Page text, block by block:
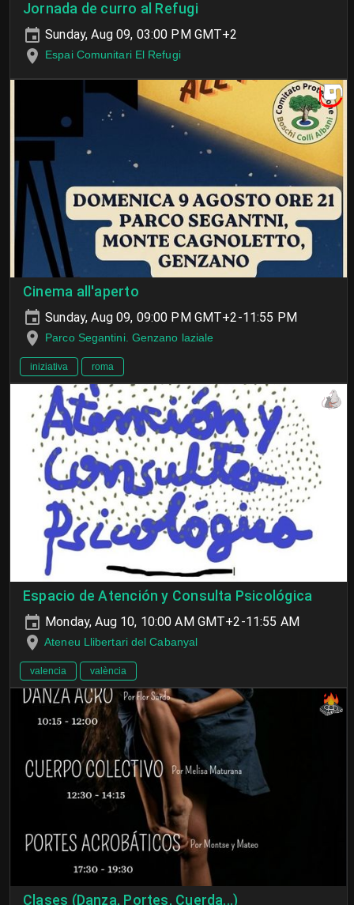
Jornada de curro al Refugi
Sunday, Aug 09, 03:00 PM GMT+2
Espai Comunitari El Refugi
Cinema all'aperto
Sunday, Aug 09, 09:00 PM GMT+2-11:55 PM
Parco Segantini. Genzano laziale
iniziativa roma
Espacio de Atención y Consulta Psicológica
Monday, Aug 10, 10:00 AM GMT+2-11:55 AM
Ateneu Llibertari del Cabanyal
valencia valència
Clases (Danza, Portes, Cuerda...)